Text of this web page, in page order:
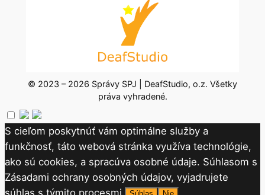
© 2023 – 2026 Správy SPJ | DeafStudio, o.z. Všetky
práva vyhradené.
S cieľom poskytnúť vám optimálne služby a
funkčnosť, táto webová stránka využíva technológie,
ako sú cookies, a spracúva osobné údaje. Súhlasom s
Zásadami ochrany osobných údajov, vyjadrujete
súhlas s týmito procesmi.